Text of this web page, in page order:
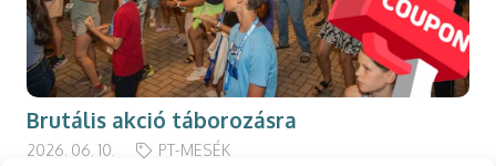
Brutális akció táborozásra
2026. 06. 10. PT-MESÉK